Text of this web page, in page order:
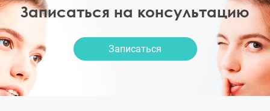
Записаться на консультацию
Записаться